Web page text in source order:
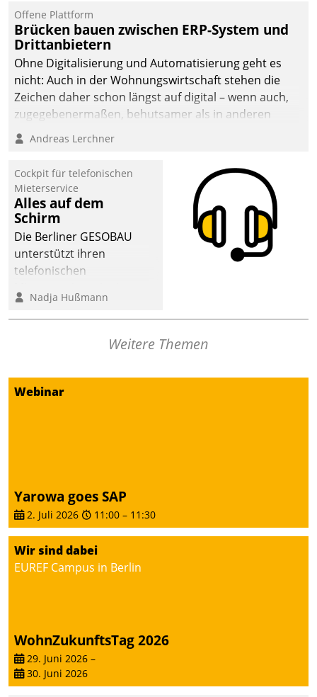
Einsparungen durch optimierte und automatisierte
Prozesse. Doch man darf nicht zu viel erwarten: Allein
mit der Einführung einer neuen Software ist es nicht
getan. Die Digitalisierung erfordert von Unternehmen
die Bereitschaft, sich zu überprüfen, zu hinterfragen
und zu verändern.
Offene Plattform
Brücken bauen zwischen ERP-System und
Drittanbietern
Ohne Digitalisierung und Automatisierung geht es
nicht: Auch in der Wohnungswirtschaft stehen die
Zeichen daher schon längst auf digital – wenn auch,
zugegebenermaßen, behutsamer als in anderen
Branchen.
Andreas Lerchner
Cockpit für telefonischen
Mieterservice
Alles auf dem
Schirm
Die Berliner GESOBAU
unterstützt ihren
telefonischen
digitalen Cockpit, das
situationsbezogen
passende Fragen und
Dialogführung ermöglicht
Nadja Hußmann
Weitere Themen
Webinar
Yarowa goes SAP
2. Juli 2026 11:00 – 11:30
Wir sind dabei
EUREF Campus in Berlin
WohnZukunftsTag 2026
29. Juni 2026 –
30. Juni 2026